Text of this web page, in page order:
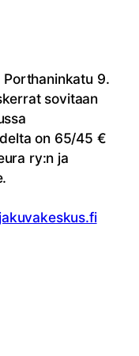
Porthaninkatu 9.
sovitaan
on 65/45 €
ry:n ja